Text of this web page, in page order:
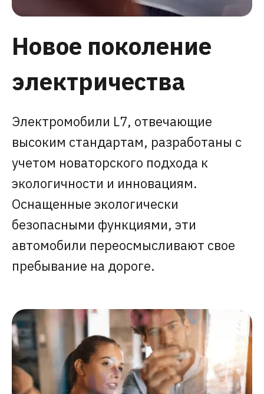
Новое поколение
электричества
Электромобили L7, отвечающие
высоким стандартам, разработаны с
учетом новаторского подхода к
экологичности и инновациям.
Оснащенные экологически
безопасными функциями, эти
автомобили переосмысливают свое
пребывание на дороге.